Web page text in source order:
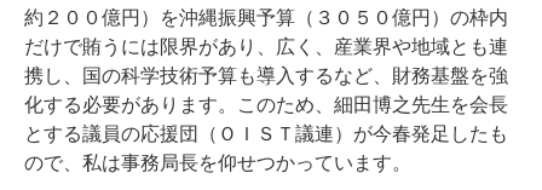
約２００億円）を沖縄振興予算（３０５０億円）の枠内
だけで賄うには限界があり、広く、産業界や地域とも連
携し、国の科学技術予算も導入するなど、財務基盤を強
化する必要があります。このため、細田博之先生を会長
とする議員の応援団（ＯＩＳＴ議連）が今春発足したも
ので、私は事務局長を仰せつかっています。